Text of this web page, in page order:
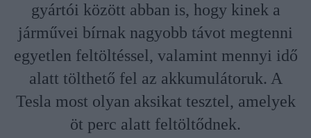
gyártói között abban is, hogy kinek a
járművei bírnak nagyobb távot megtenni
egyetlen feltöltéssel, valamint mennyi idő
alatt tölthető fel az akkumulátoruk. A
Tesla most olyan aksikat tesztel, amelyek
öt perc alatt feltöltődnek.